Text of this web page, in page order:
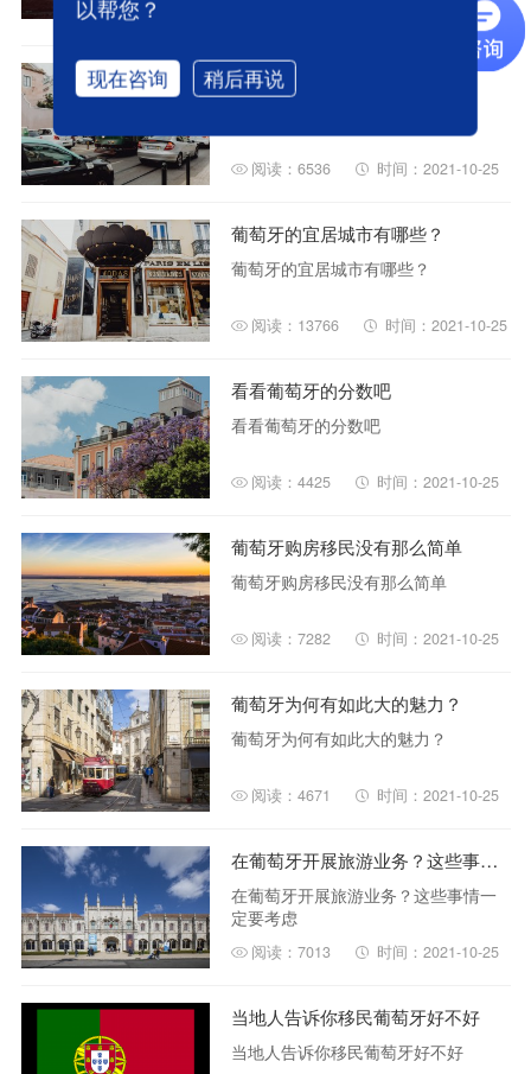
时间：2021-10-25
葡萄牙的物价贵吗？
阅读：6536 时间：2021-10-25
葡萄牙的宜居城市有哪些？
葡萄牙的宜居城市有哪些？
阅读：13766 时间：2021-10-25
看看葡萄牙的分数吧
看看葡萄牙的分数吧
阅读：4425 时间：2021-10-25
葡萄牙购房移民没有那么简单
葡萄牙购房移民没有那么简单
阅读：7282 时间：2021-10-25
葡萄牙为何有如此大的魅力？
葡萄牙为何有如此大的魅力？
阅读：4671 时间：2021-10-25
在葡萄牙开展旅游业务？这些事情一定要考虑
在葡萄牙开展旅游业务？这些事情一
定要考虑
阅读：7013 时间：2021-10-25
当地人告诉你移民葡萄牙好不好
当地人告诉你移民葡萄牙好不好
以帮您？
现在咨询 稍后再说